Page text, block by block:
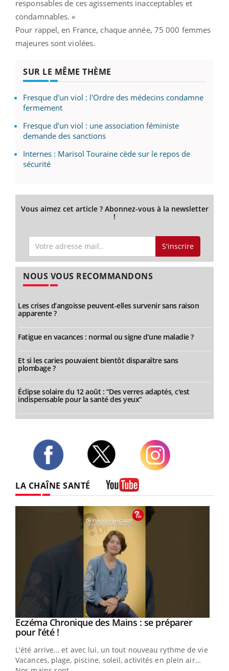
responsables de ces agissements inacceptables et
condamnables. »
Pour rappel, en France, chaque année, 75 000 femmes
majeures sont violées.
SUR LE MÊME THÈME
Fresque d'un viol : l'Ordre des médecins condamne
fermement
Fresque d'un viol : une association féministe
demande des sanctions
Internes : Marisol Touraine cède sur le repos de
sécurité
Vous aimez cet article ? Abonnez-vous à la newsletter
!
S'inscrire
NOUS VOUS RECOMMANDONS
Les crises d’angoisse peuvent-elles survenir sans raison
apparente ?
Fatigue en vacances : normal ou signe d’une maladie ?
Et si les caries pouvaient bientôt disparaître sans
plombage ?
Éclipse solaire du 12 août : “Des verres adaptés, c'est
indispensable pour la santé des yeux”
LA CHAÎNE SANTÉ
Youtube
Eczéma Chronique des Mains : se préparer
pour l’été !Youtube
L'été arrive… et avec lui, un tout nouveau rythme de vie !
Vacances, plage, piscine, soleil, activités en plein air…
Youtube
Diabète & Ramadan 2026Youtube
Le Ramadan approche, et, pour de nombreuses
personnes atteintes de diabète, c'est une période de
questions, de défis, mais ...